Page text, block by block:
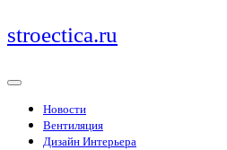
Перейти
к
stroectica.ru
Новости
Вентиляция
Дизайн Интерьера